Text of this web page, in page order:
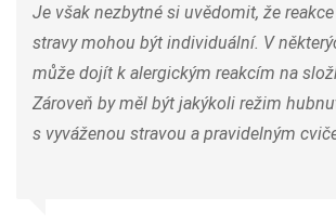
Je však nezbytné si uvědomit, že
stravy mohou být individuální. V
může dojít k alergickým reakcím na
Zároveň by měl být jakýkoli režim
s vyváženou stravou a pravidelným